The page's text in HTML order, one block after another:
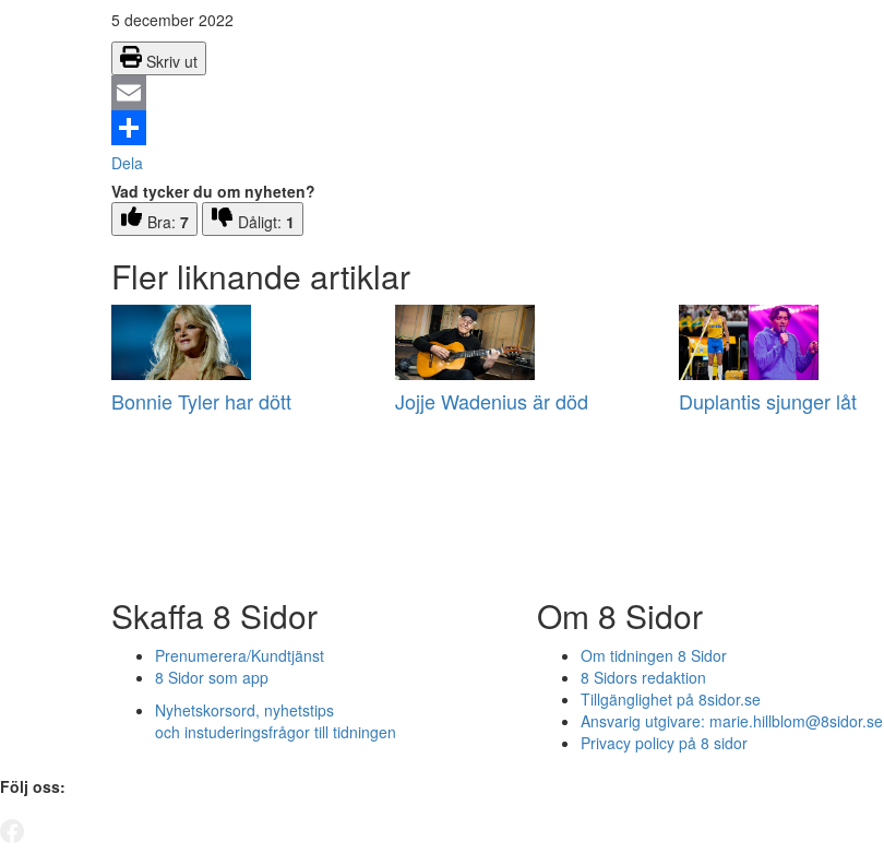
5 december 2022
Skriv ut
Email
Dela
Vad tycker du om nyheten?
Bra: 7 Dåligt: 1
Fler liknande artiklar
Bonnie Tyler har dött Jojje Wadenius är död Duplantis sjunger låt
Skaffa 8 Sidor
Prenumerera/Kundtjänst
8 Sidor som app
Nyhetskorsord, nyhetstips
och instuderingsfrågor till tidningen
Om 8 Sidor
Om tidningen 8 Sidor
8 Sidors redaktion
Tillgänglighet på 8sidor.se
Ansvarig utgivare: marie.hillblom@8sidor.se
Privacy policy på 8 sidor
Följ oss: